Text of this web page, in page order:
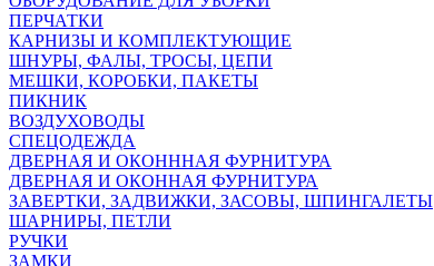
ПЕРЧАТКИ
КАРНИЗЫ И КОМПЛЕКТУЮЩИЕ
ШНУРЫ, ФАЛЫ, ТРОСЫ, ЦЕПИ
МЕШКИ, КОРОБКИ, ПАКЕТЫ
ПИКНИК
ВОЗДУХОВОДЫ
СПЕЦОДЕЖДА
ДВЕРНАЯ И ОКОНННАЯ ФУРНИТУРА
ДВЕРНАЯ И ОКОННАЯ ФУРНИТУРА
ЗАВЕРТКИ, ЗАДВИЖКИ, ЗАСОВЫ, ШПИНГАЛЕТЫ
ШАРНИРЫ, ПЕТЛИ
РУЧКИ
ЗАМКИ